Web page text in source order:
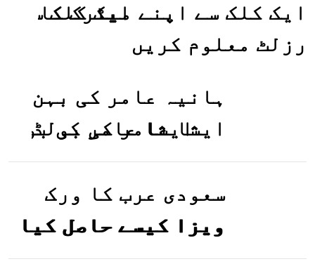
ایک کلک سے اپنے میٹرک کا
رزلٹ معلوم کریں
ہانیہ عامر کی بہن
ایشا عامر کی بولڈ
تصاویر وائرل ہو
گئیں
سعودی عرب کا ورک
ویزا کیسے حاصل کیا
جاسکتا ہے؟جانیے